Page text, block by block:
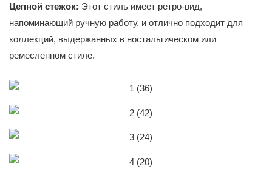
Цепной стежок: Этот стиль имеет ретро-вид,
напоминающий ручную работу, и отлично подходит для
коллекций, выдержанных в ностальгическом или
ремесленном стиле.